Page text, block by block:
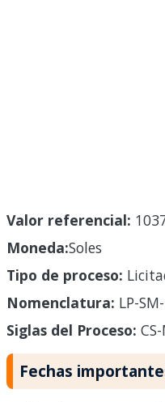
Valor referencial:
Moneda:Soles
Tipo de proceso:
Nomenclatura: LP-
Siglas del Proceso:
Fechas